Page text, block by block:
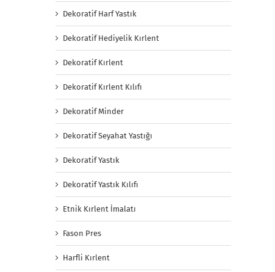
Dekoratif Harf Yastık
Dekoratif Hediyelik Kırlent
Dekoratif Kırlent
Dekoratif Kırlent Kılıfı
Dekoratif Minder
Dekoratif Seyahat Yastığı
Dekoratif Yastık
Dekoratif Yastık Kılıfı
Etnik Kırlent İmalatı
Fason Pres
Harfli Kırlent